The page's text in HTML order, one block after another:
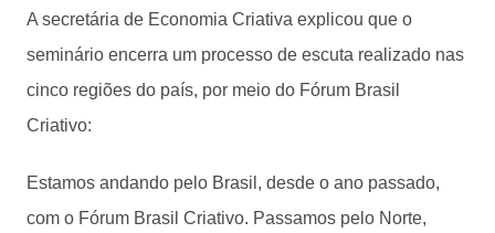
A secretária de Economia Criativa explicou que o
seminário encerra um processo de escuta realizado nas
cinco regiões do país, por meio do Fórum Brasil
Criativo:
Estamos andando pelo Brasil, desde o ano passado,
com o Fórum Brasil Criativo. Passamos pelo Norte,